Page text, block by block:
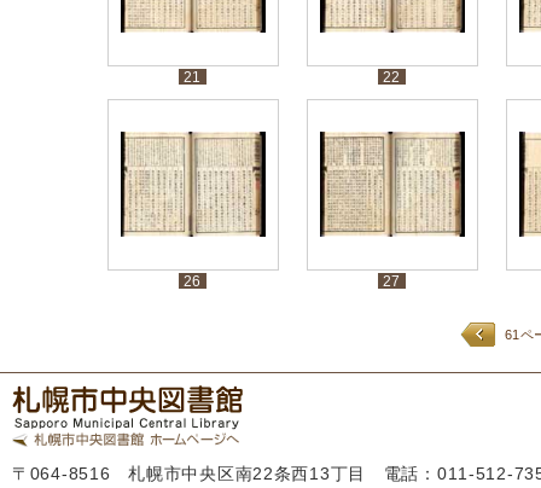
21 22
26 27
61ペ
〒064-8516 札幌市中央区南22条西13丁目 電話：011-512-